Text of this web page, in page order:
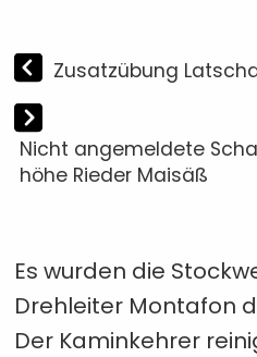
Zusatzübung
Nicht angemeldete
höhe Rieder Maisäß
Es wurden die
Drehleiter Montafon
Der Kaminkehrer